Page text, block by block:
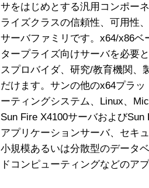
サをはじめとする汎用コンポー
ライズクラスの信頼性、可用性
サーバファミリです。x64/x86
タープライズ向けサーバを必要
スプロバイダ、研究/教育機関、
だけます。サンの他のx64プラ
ーティングシステム、Linux、
Sun Fire X4100サーバおよび
アプリケーションサーバ、セキ
小規模あるいは分散型のデータ
ドコンピューティングなどのア